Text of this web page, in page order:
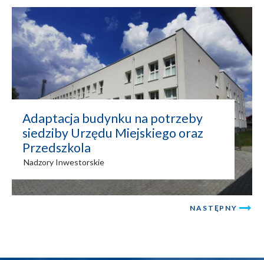
Adaptacja budynku na potrzeby
siedziby Urzędu Miejskiego oraz
Przedszkola
Nadzory Inwestorskie
NASTĘPNY